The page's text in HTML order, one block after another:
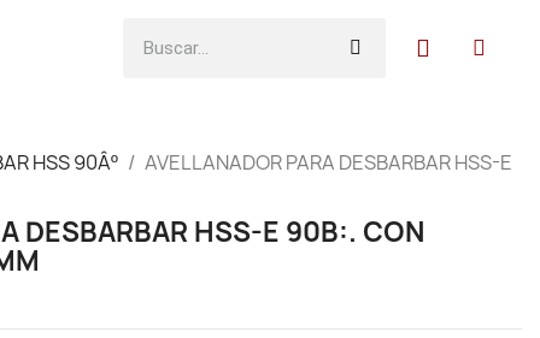
HSS 90Âº
AVELLANADOR PARA DESBARBAR HSS-E
DESBARBAR HSS-E 90B:. CON